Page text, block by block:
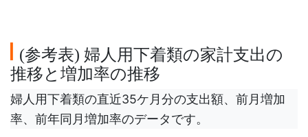
(参考表) 婦人用下着類の家計支出の
推移と増加率の推移
婦人用下着類の直近35ケ月分の支出額、前月増加
率、前年同月増加率のデータです。